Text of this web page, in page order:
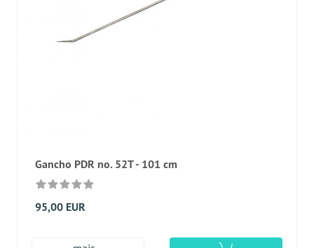
Gancho PDR no. 52T - 101 cm
95,00 EUR